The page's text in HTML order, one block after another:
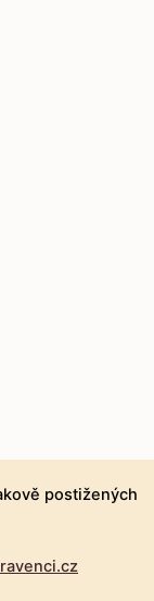
postižených